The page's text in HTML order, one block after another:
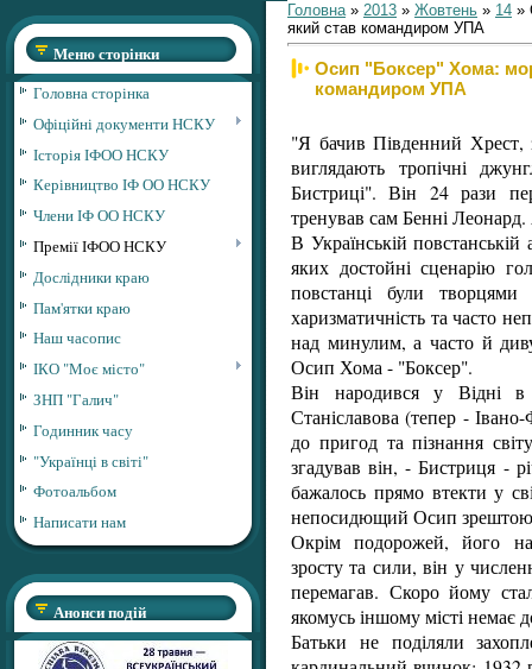
Меню сторінки
Головна сторінка
Офіційні документи НСКУ
Історія ІФОО НСКУ
Керівництво ІФ ОО НСКУ
Члени ІФ ОО НСКУ
Премії ІФОО НСКУ
Дослідники краю
Пам'ятки краю
Наш часопис
ІКО "Моє місто"
ЗНП "Галич"
Годинник часу
"Українці в світі"
Фотоальбом
Написати нам
Анонси подій
Головна» 2013 » Жовтень » 14 »
який став командиром УПА
Осип "Боксер" Хома:
командиром УПА
"Я бачив Південний Хрест,
виглядають тропічні
Бистриці". Він 24 рази
тренував сам Бенні
В Українській повстанській
яких достойні сценарію
повстанці були
харизматичність та часто
над минулим, а часто й
Осип Хома - "Боксер".
Він народився у Відні
Станіславова (тепер -
до пригод та пізнання
згадував він, - Бистриця -
бажалось прямо втекти у
непосидющий Осип зрештою
Окрім подорожей, його
зросту та сили, він у
перемагав. Скоро йому
якомусь іншому місті немає
Батьки не поділяли